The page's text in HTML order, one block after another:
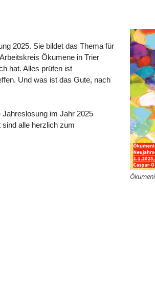
2025. Sie bildet das Thema für
Ökumene in Trier
hat. Alles prüfen ist
Und was ist das Gute, nach
im Jahr 2025
alle herzlich zum